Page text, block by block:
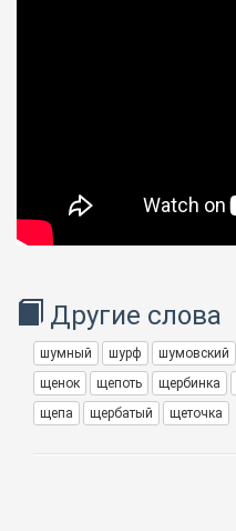
Другие слова
шумный шурф шумовский
щенок
щепоть щербинка
щепа
щербатый щеточка